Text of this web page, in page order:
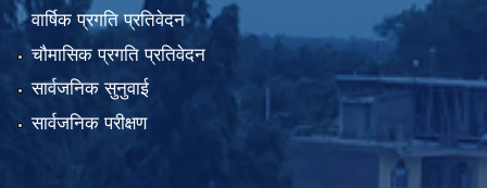
वार्षिक प्रगति प्रतिवेदन
चौमासिक प्रगति प्रतिवेदन
सार्वजनिक सुनुवाई
सार्वजनिक परीक्षण